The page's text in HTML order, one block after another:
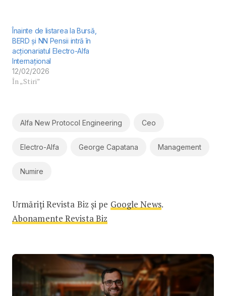
Înainte de listarea la Bursă,
BERD și NN Pensii intră în
acționariatul Electro-Alfa
Internațional
12/02/2026
În „Stiri”
Alfa New Protocol Engineering Ceo
Electro-Alfa George Capatana Management
Numire
Urmăriți Revista Biz și pe Google News.
Abonamente Revista Biz